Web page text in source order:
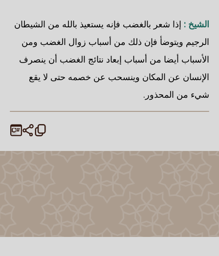
الشيخ : إذا شعر بالغضب فإنه يستعيذ بالله من الشيطان
الرجيم ويتوضأ فإن ذلك من أسباب زوال الغضب ومن
الأسباب أيضا من أسباب إبعاد نتائج الغضب أن ينصرف
الإنسان عن المكان وينسحب عن خصمه حتى لا يقع
شيء من المحذور.